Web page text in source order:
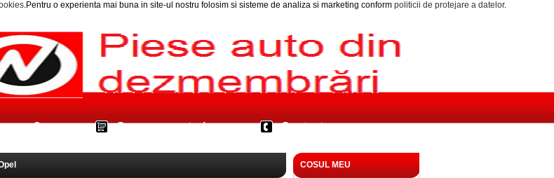
.Pentru o experienta mai buna in site-ul nostru folosim si sisteme de analiza si marketing conform politicii de protejare a datelor.
Cos cumparaturi Contact
COSUL MEU